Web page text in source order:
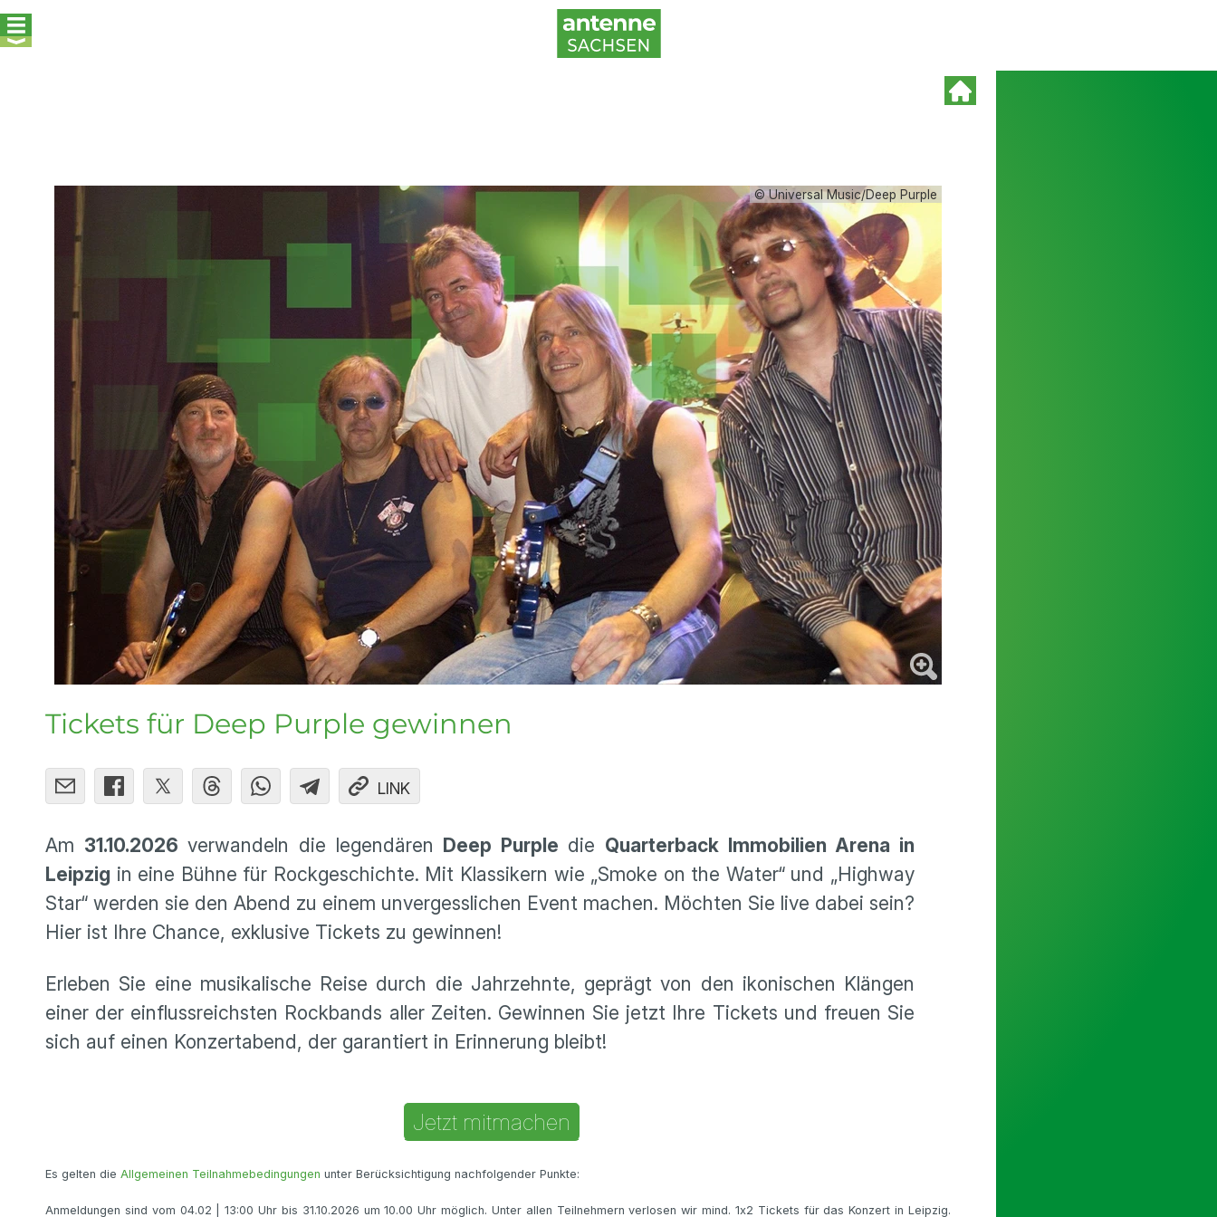
© Universal Music/Deep Purple
Tickets für Deep Purple gewinnen
LINK
Am 31.10.2026 verwandeln die legendären Deep Purple die Quarterback Immobilien Arena in
Leipzig in eine Bühne für Rockgeschichte. Mit Klassikern wie „Smoke on the Water“ und „Highway
Star“ werden sie den Abend zu einem unvergesslichen Event machen. Möchten Sie live dabei sein?
Hier ist Ihre Chance, exklusive Tickets zu gewinnen!
Erleben Sie eine musikalische Reise durch die Jahrzehnte, geprägt von den ikonischen Klängen
einer der einflussreichsten Rockbands aller Zeiten. Gewinnen Sie jetzt Ihre Tickets und freuen Sie
sich auf einen Konzertabend, der garantiert in Erinnerung bleibt!
Jetzt mitmachen
Es gelten die Allgemeinen Teilnahmebedingungen unter Berücksichtigung nachfolgender Punkte:
Anmeldungen sind vom 04.02 | 13:00 Uhr bis 31.10.2026 um 10.00 Uhr möglich. Unter allen Teilnehmern verlosen wir mind. 1x2 Tickets für das Konzert in Leipzig.